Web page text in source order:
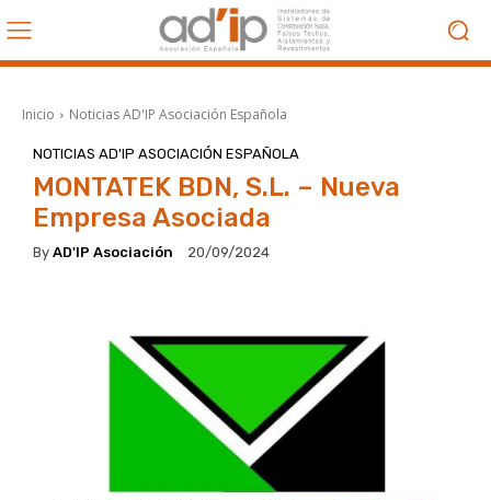
Inicio Noticias AD'IP Asociación Española
NOTICIAS AD'IP ASOCIACIÓN ESPAÑOLA
MONTATEK BDN, S.L. – Nueva
Empresa Asociada
By AD'IP Asociación 20/09/2024